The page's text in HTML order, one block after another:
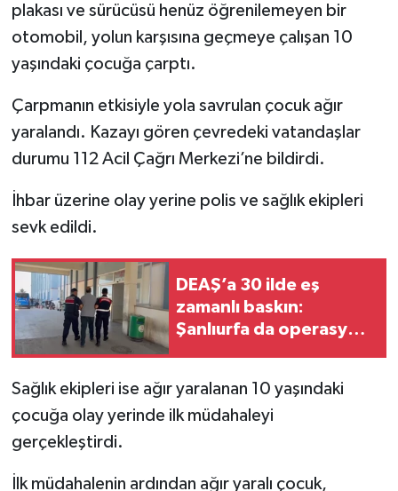
plakası ve sürücüsü henüz öğrenilemeyen bir
otomobil, yolun karşısına geçmeye çalışan 10
yaşındaki çocuğa çarptı.
Çarpmanın etkisiyle yola savrulan çocuk ağır
yaralandı. Kazayı gören çevredeki vatandaşlar
durumu 112 Acil Çağrı Merkezi’ne bildirdi.
İhbar üzerine olay yerine polis ve sağlık ekipleri
sevk edildi.
DEAŞ’a 30 ilde eş
zamanlı baskın:
Şanlıurfa da operasyon
Sağlık ekipleri ise ağır yaralanan 10 yaşındaki
çocuğa olay yerinde ilk müdahaleyi
gerçekleştirdi.
İlk müdahalenin ardından ağır yaralı çocuk,